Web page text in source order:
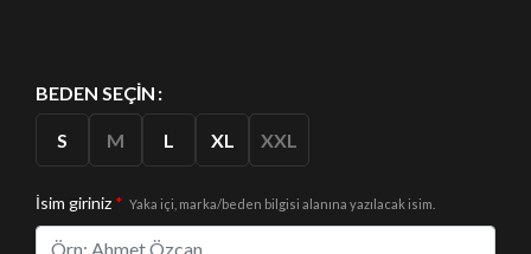
BEDEN SEÇIN
S M L XL XXL
İsim giriniz * Yaka içi, marka/beden bilgisi alanına yazılacak isim.